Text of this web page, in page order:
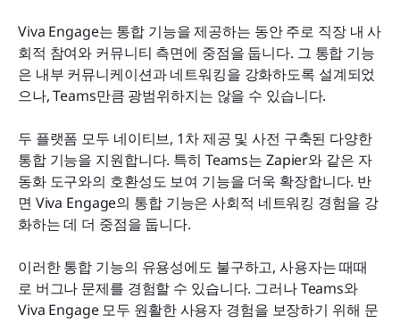
Viva Engage는 통합 기능을 제공하는 동안 주로 직장 내 사
회적 참여와 커뮤니티 측면에 중점을 둡니다. 그 통합 기능
은 내부 커뮤니케이션과 네트워킹을 강화하도록 설계되었
으나, Teams만큼 광범위하지는 않을 수 있습니다.
두 플랫폼 모두 네이티브, 1차 제공 및 사전 구축된 다양한
통합 기능을 지원합니다. 특히 Teams는 Zapier와 같은 자
동화 도구와의 호환성도 보여 기능을 더욱 확장합니다. 반
면 Viva Engage의 통합 기능은 사회적 네트워킹 경험을 강
화하는 데 더 중점을 둡니다.
이러한 통합 기능의 유용성에도 불구하고, 사용자는 때때
로 버그나 문제를 경험할 수 있습니다. 그러나 Teams와
Viva Engage 모두 원활한 사용자 경험을 보장하기 위해 문